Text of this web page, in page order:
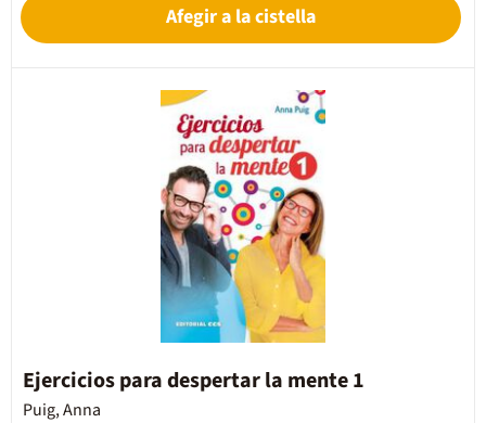
Afegir a la cistella
Ejercicios para despertar la mente 1
Puig, Anna